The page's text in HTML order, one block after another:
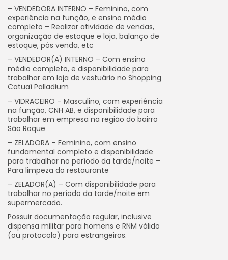
– VENDEDORA INTERNO – Feminino, com
experiência na função, e ensino médio
completo – Realizar atividade de vendas,
organização de estoque e loja, balanço de
estoque, pós venda, etc
– VENDEDOR(A) INTERNO – Com ensino
médio completo, e disponibilidade para
trabalhar em loja de vestuário no Shopping
Catuaí Palladium
– VIDRACEIRO – Masculino, com experiência
na função, CNH AB, e disponibilidade para
trabalhar em empresa na região do bairro
São Roque
– ZELADORA – Feminino, com ensino
fundamental completo e disponibilidade
para trabalhar no período da tarde/noite –
Para limpeza do restaurante
– ZELADOR(A) – Com disponibilidade para
trabalhar no período da tarde/noite em
supermercado.
Possuir documentação regular, inclusive
dispensa militar para homens e RNM válido
(ou protocolo) para estrangeiros.